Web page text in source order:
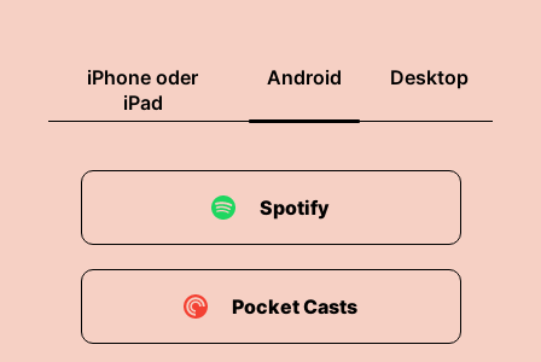
iPhone oder
iPad
Android Desktop
Spotify
Pocket Casts